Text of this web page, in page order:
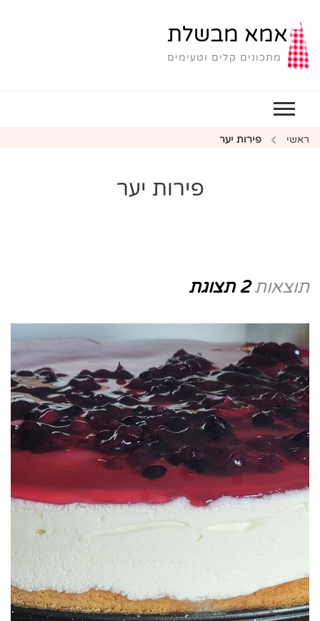
אמא מבשלת
מתכונים קלים וטעימים
ראשי פירות יער
פירות יער
תוצאות2 תצוגת